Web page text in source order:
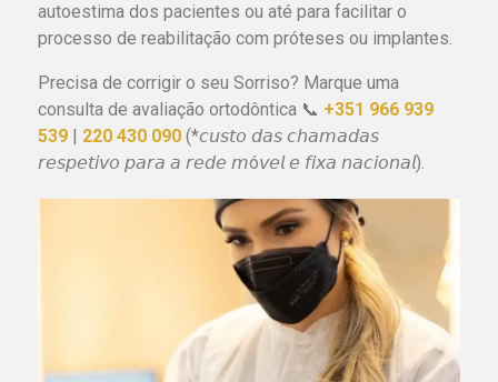
autoestima dos pacientes ou até para facilitar o
processo de reabilitação com próteses ou implantes.
Precisa de corrigir o seu Sorriso? Marque uma
consulta de avaliação ortodôntica 📞 +351 966 939
539
220 430 090 (*𝘤𝘶𝘴𝘵𝘰 𝘥𝘢𝘴 𝘤𝘩𝘢𝘮𝘢𝘥𝘢𝘴
𝘳𝘦𝘴𝘱𝘦𝘵𝘪𝘷𝘰 𝘱𝘢𝘳𝘢 𝘢 𝘳𝘦𝘥𝘦 𝘮ó𝘷𝘦𝘭 𝘦 𝘧𝘪𝘹𝘢 𝘯𝘢𝘤𝘪𝘰𝘯𝘢𝘭).